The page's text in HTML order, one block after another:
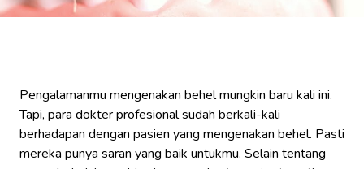
Pengalamanmu mengenakan behel mungkin baru kali ini.
Tapi, para dokter profesional sudah berkali-kali
berhadapan dengan pasien yang mengenakan behel. Pasti
mereka punya saran yang baik untukmu. Selain tentang